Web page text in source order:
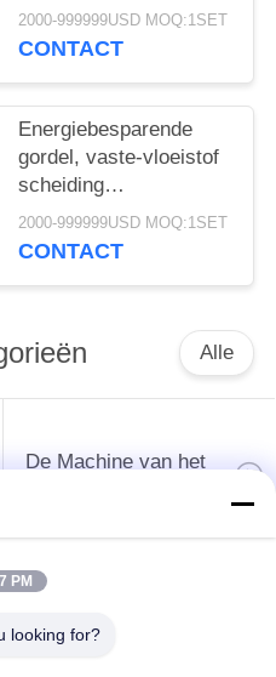
stabiele prestaties voor
de productie van
2000-999999USD MOQ:1SET
CONTACT
Energiebesparende
gordel, vaste-vloeistof
scheiding
ontwateringsmachine
met een
2000-999999USD MOQ:1SET
CONTACT
Alle
De Machine van het
De
van de maniokbloem
PM
looking for?